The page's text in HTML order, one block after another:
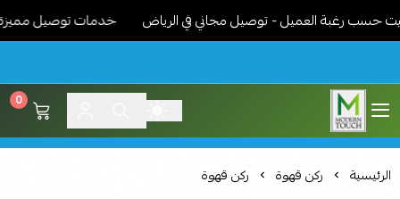
رغبة العميل - توصيل مجاني في الرياض خدمات توصيل مميزة -
اثاث مودرن لمسة عصرية
0
الرئيسية ركن قهوة ركن قهوة